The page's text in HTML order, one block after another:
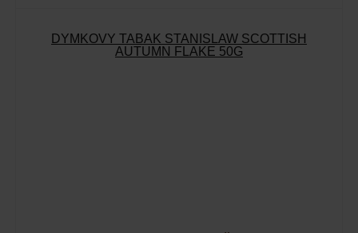
DÝMKOVÝ TABÁK STANISLAW SCOTTISH
AUTUMN FLAKE 50G